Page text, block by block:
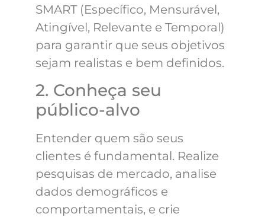
SMART (Específico, Mensurável,
Atingível, Relevante e Temporal)
para garantir que seus objetivos
sejam realistas e bem definidos.
2. Conheça seu
público-alvo
Entender quem são seus
clientes é fundamental. Realize
pesquisas de mercado, analise
dados demográficos e
comportamentais, e crie